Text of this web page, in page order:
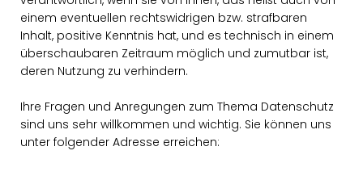
einem eventuellen rechtswidrigen bzw. strafbaren
Inhalt, positive Kenntnis hat, und es technisch in einem
überschaubaren Zeitraum möglich und zumutbar ist,
deren Nutzung zu verhindern.
Ihre Fragen und Anregungen zum Thema Datenschutz
sind uns sehr willkommen und wichtig. Sie können uns
unter folgender Adresse erreichen: